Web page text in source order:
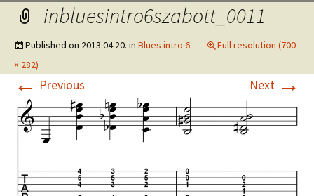
inbluesintro6szabott_0011
Published on 2013.04.20. in Blues intro 6.
Full resolution (700
× 282)
← Previous Next →